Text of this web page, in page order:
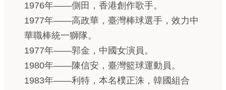
1976年——側田，香港創作歌手。
1977年——高政華，臺灣棒球選手，效力中
華職棒統一獅隊。
1977年——郭金，中國女演員。
1980年——陳信安，臺灣籃球運動員。
1983年——利特，本名樸正洙，韓國組合